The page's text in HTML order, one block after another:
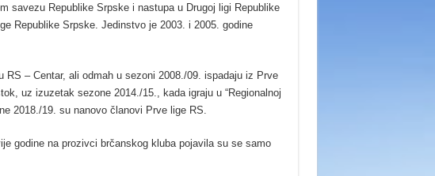
savezu Republike Srpske i nastupa u Drugoj ligi Republike
Republike Srpske. Jedinstvo je 2003. i 2005. godine
RS – Centar, ali odmah u sezoni 2008./09. ispadaju iz Prve
uz izuzetak sezone 2014./15., kada igraju u “Regionalnoj
2018./19. su nanovo članovi Prve lige RS.
godine na prozivci brčanskog kluba pojavila su se samo